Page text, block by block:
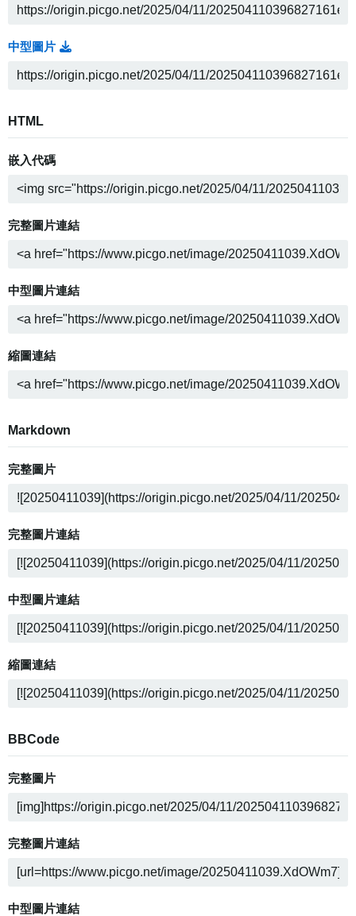
中型圖片
HTML
嵌入代碼
完整圖片連結
中型圖片連結
縮圖連結
Markdown
完整圖片
完整圖片連結
中型圖片連結
縮圖連結
BBCode
完整圖片
完整圖片連結
中型圖片連結